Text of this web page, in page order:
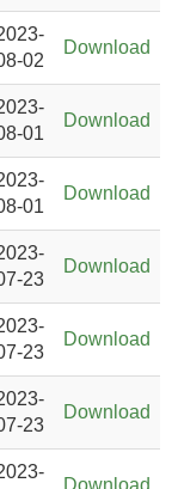
02
Download
01
Download
01
Download
23
Download
23
Download
23
Download